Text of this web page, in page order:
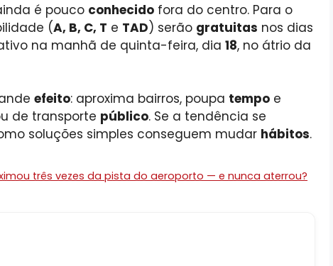
é pouco conhecido fora do centro. Para o
(A, B, C, T e TAD) serão gratuitas nos dias
na manhã de quinta-feira, dia 18, no átrio da
efeito: aproxima bairros, poupa tempo e
de transporte público. Se a tendência se
soluções simples conseguem mudar hábitos.
três vezes da pista do aeroporto — e nunca aterrou?